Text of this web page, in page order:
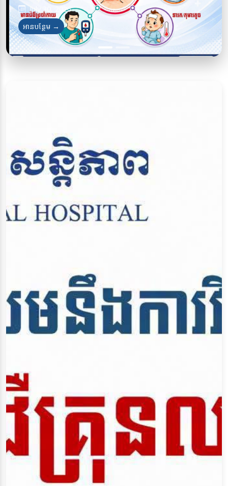
July 30, 2026
អានបន្ថែម →
July 28, 2026
អានបន្ថែម →